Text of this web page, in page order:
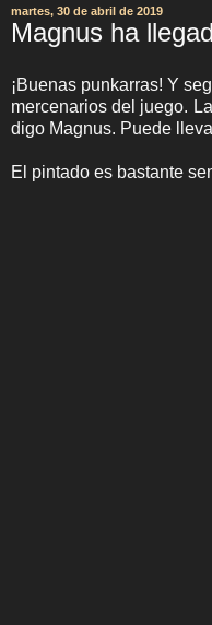
martes, 30 de abril de 2019
Magnus ha
¡Buenas punkarras! Y
mercenarios del juego.
digo Magnus. Puede
El pintado es bastante